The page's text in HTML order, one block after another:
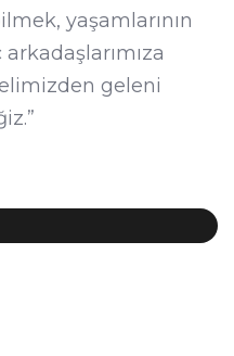
yaşamlarının
geleni